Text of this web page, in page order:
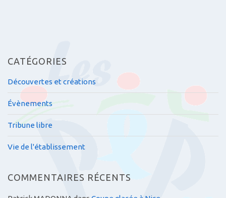
CATÉGORIES
Découvertes et créations
Évènements
Tribune libre
Vie de l'établissement
COMMENTAIRES RÉCENTS